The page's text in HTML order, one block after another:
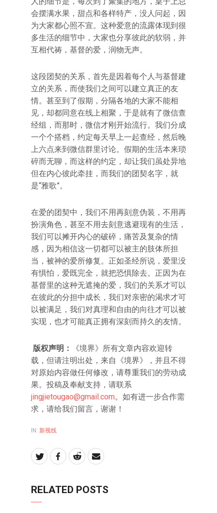
会摆满水果，甜点和各样特产，没人问起，因
为大家都心照不宣。这种爱意的流露体现到很
多生活的细节中，大家也分享彼此的软弱，并
互相代祷，基督的爱，润物无声。
这段团契的关系，首先是因着每个人与基督建
立的关系，而使我们之间可以建立真正的友
情。甚至到了假期，分隔各地的大家不能相
见，却都同意在线上相聚，于是就有了微信查
经组，而那时，微信才刚开始流行。我们分成
一个个搭档，约定每天早上一起查经，然后晚
上六点来到微信群里讨论。假期的生活本来琐
碎而无聊，而这样的约定，却让我们虽处异地
但在内心彼此牵挂，而我们的团契名字，就
是“雅歌”。
在爱的团契中，我们不用再刻意伪装，不用再
扮演角色，甚至不用去刻意逃避现有的生活，
我们可以摊开内心的破碎，痛苦及复杂的情
感，因为相信这一切都可以被主的肢体所担
当，被神的爱所修复。正如圣经所说，爱里没
有惧怕，爱既完全，就把恐惧除去。正因为在
基督里的这种无遮掩的爱，我们的关系才可以
在彼此的分担中成长，我们对亲密的渴求才可
以被满足，我们对真理和自由的向往才可以被
实现，也才可能真正拥有深刻而持久的友情。
版权声明：
《境界》所有文章内容欢迎转
载，但请注明出处，来自《境界》，并且不得
对原始内容做任何修改，请尊重我们的劳动成
果。投稿及奉献支持，请联系
jingjietougao@gmail.com。如有进一步合作需
求，请给我们留言，谢谢！
IN: 新视线
RELATED POSTS